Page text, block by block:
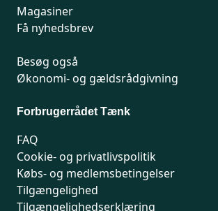
Magasiner
Få nyhedsbrev
Besøg også
Økonomi- og gældsrådgivning
Forbrugerrådet Tænk
FAQ
Cookie- og privatlivspolitik
Købs- og medlemsbetingelser
Tilgængelighed
Tilgængelighedserklæring